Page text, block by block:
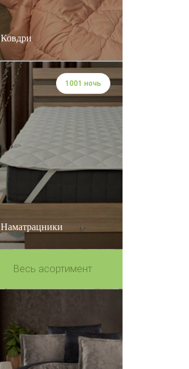
Ковдри
Наматрацники
1001 ночь
Весь асортимент